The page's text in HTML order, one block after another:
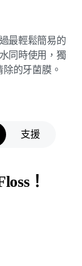
最輕鬆簡易的
同時使用，獨
的牙菌膜。
支援
！